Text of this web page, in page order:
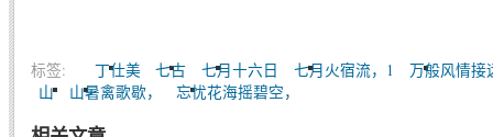
标签: 丁仕美 七古 七月十六日 七月火宿流，1
万般风情接
山
山暑禽歌歇， 忘忧花海摇碧空，